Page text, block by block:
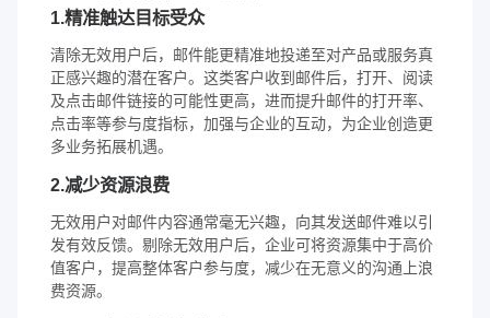
1.精准触达目标受众
清除无效用户后，邮件能更精准地投递至对产品或服务真
正感兴趣的潜在客户。这类客户收到邮件后，打开、阅读
及点击邮件链接的可能性更高，进而提升邮件的打开率、
点击率等参与度指标，加强与企业的互动，为企业创造更
多业务拓展机遇。
2.减少资源浪费
无效用户对邮件内容通常毫无兴趣，向其发送邮件难以引
发有效反馈。剔除无效用户后，企业可将资源集中于高价
值客户，提高整体客户参与度，减少在无意义的沟通上浪
费资源。